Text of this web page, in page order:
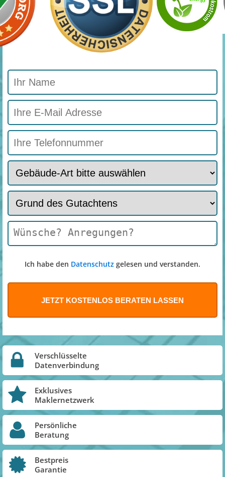
Ich habe den Datenschutz gelesen und verstanden.
Verschlüsselte
Datenverbindung
Exklusives
Maklernetzwerk
Persönliche
Beratung
Bestpreis
Garantie